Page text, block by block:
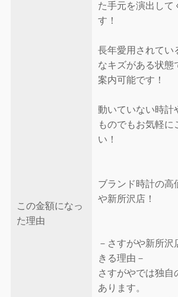
この金額になっ
た理由
た手元を演出して
す！
長年愛用されてい
なキズがある状態
案内可能です！
動いていない時計
ものでもお気軽に
い！
ブランド時計の高
や新所沢店！
－さすがや新所沢
きる理由－
さすがやでは独自
あります。